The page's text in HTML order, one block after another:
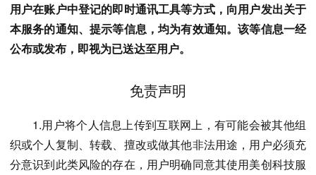
用户在账户中登记的即时通讯工具等方式，向用户发出关于
本服务的通知、提示等信息，均为有效通知。该等信息一经
公布或发布，即视为已送达至用户。
免责声明
1.用户将个人信息上传到互联网上，有可能会被其他组
织或个人复制、转载、擅改或做其他非法用途，用户必须充
分意识到此类风险的存在，用户明确同意其使用美创科技服